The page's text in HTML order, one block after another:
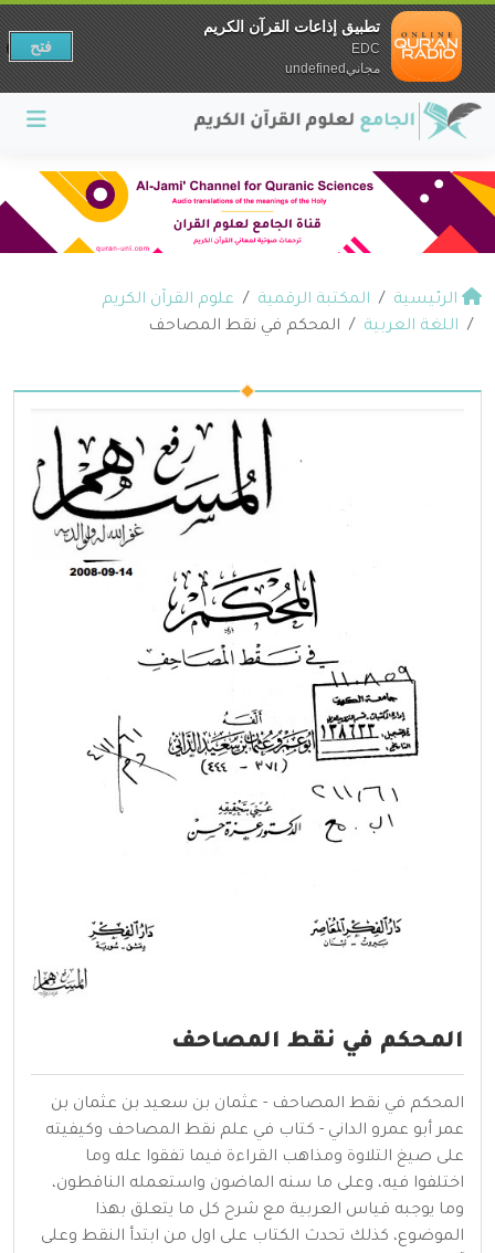
الرئيسية المكتبة الرقمية
علوم القرآن الكريم
اللغة العربية
المحكم في نقط المصاحف
المحكم في نقط المصاحف
المحكم في نقط المصاحف - عثمان بن سعيد بن عثمان بن
عمر أبو عمرو الداني - كتاب في علم نقط المصاحف وكيفيته
على صيغ التلاوة ومذاهب القراءة فيما تفقوا عله وما
اختلفوا فيه، وعلى ما سنه الماضون واستعمله الناقطون،
وما يوجبه قياس العربية مع شرح كل ما يتعلق بهذا
الموضوع، كذلك تحدث الكتاب على اول من ابتدأ النقط وعلى
تطبيق إذاعات القرآن الكريم
EDC
مجانيundefined
فتح